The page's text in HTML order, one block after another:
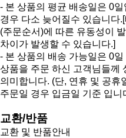
- 본 상품의 평균 배송일은 0
경우 다소 늦어질수 있습니다
(주문순서)에 따른 유동성이
차이가 발생할 수 있습니다.]
- 본 상품의 배송 가능일은 0
상품을 주문 하신 고객님들께
의미합니다. (단, 연휴 및 공휴
주문일 경우 입금일 기준 입니
교환/반품
교환 및 반품안내